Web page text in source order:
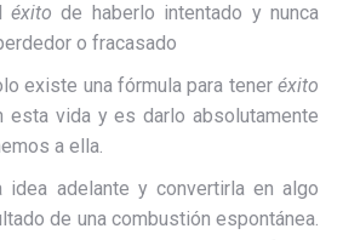
éxito de haberlo intentado y nunca
o fracasado
existe una fórmula para teneréxito
esta vida y es darlo absolutamente
a ella.
idea adelante y convertirla en algo
de una combustión espontánea.